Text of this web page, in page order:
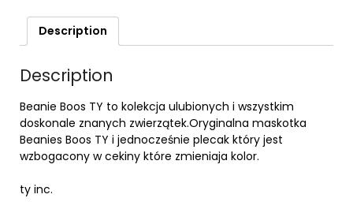
Description
Description
Beanie Boos TY to kolekcja ulubionych i wszystkim
doskonale znanych zwierzątek.Oryginalna maskotka
Beanies Boos TY i jednocześnie plecak który jest
wzbogacony w cekiny które zmieniaja kolor.
ty inc.